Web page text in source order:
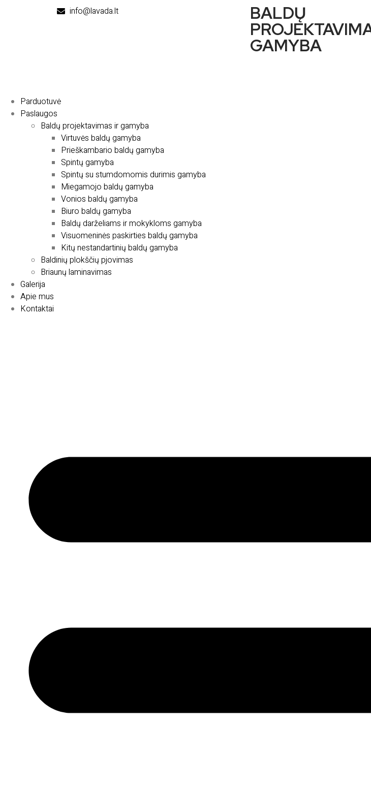
info@lavada.lt BALDŲ
GAMYBA
Parduotuvė
Paslaugos
Baldų projektavimas ir gamyba
Virtuvės baldų gamyba
Prieškambario baldų gamyba
Spintų gamyba
Spintų su stumdomomis durimis gamyba
Miegamojo baldų gamyba
Vonios baldų gamyba
Biuro baldų gamyba
Baldų darželiams ir mokykloms gamyba
Visuomeninės paskirties baldų gamyba
Kitų nestandartinių baldų gamyba
Baldinių plokščių pjovimas
Briaunų laminavimas
Galerija
Apie mus
Kontaktai